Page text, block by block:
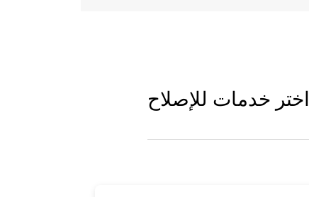
اختر خدمات للإصلاح